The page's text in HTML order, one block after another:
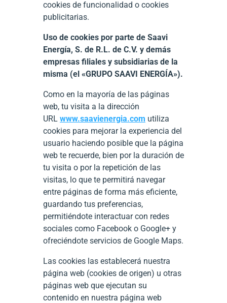
cookies de funcionalidad o cookies
publicitarias.
Uso de cookies por parte de Saavi
Energía, S. de R.L. de C.V. y demás
empresas filiales y subsidiarias de la
misma (el «GRUPO SAAVI ENERGÍA»).
Como en la mayoría de las páginas
web, tu visita a la dirección
URL www.saavienergia.com utiliza
cookies para mejorar la experiencia del
usuario haciendo posible que la página
web te recuerde, bien por la duración de
tu visita o por la repetición de las
visitas, lo que te permitirá navegar
entre páginas de forma más eficiente,
guardando tus preferencias,
permitiéndote interactuar con redes
sociales como Facebook o Google+ y
ofreciéndote servicios de Google Maps.
Las cookies las establecerá nuestra
página web (cookies de origen) u otras
páginas web que ejecutan su
contenido en nuestra página web